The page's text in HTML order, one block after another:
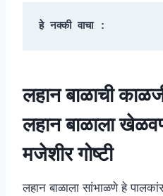
हे नक्की वाचा :
लहान बाळाची
लहान बाळाला
मजेशीर गोष्टी
लहान बाळाला सांभाळणे हे